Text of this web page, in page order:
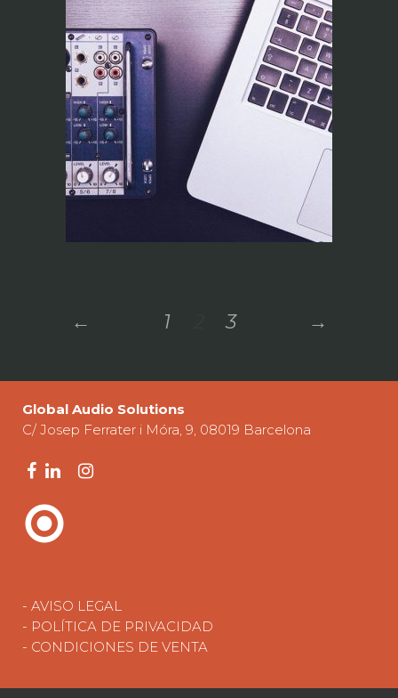
RiTA Operator (On
line)
← 1 3 →
Global Audio Solutions
C/ Josep Ferrater i Móra, 9, 08019 Barcelona
- AVISO LEGAL
- POLÍTICA DE PRIVACIDAD
- CONDICIONES DE VENTA